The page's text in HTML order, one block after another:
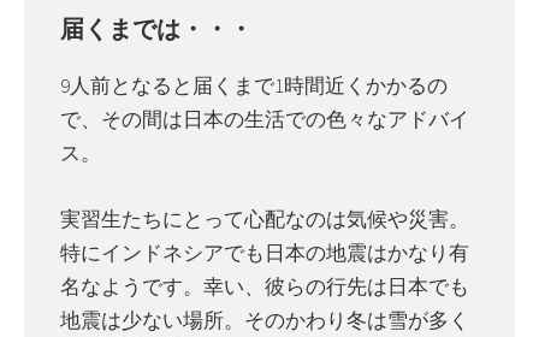
届くまでは・・・
9人前となると届くまで1時間近くかかるの
で、その間は日本の生活での色々なアドバイ
ス。
実習生たちにとって心配なのは気候や災害。
特にインドネシアでも日本の地震はかなり有
名なようです。幸い、彼らの行先は日本でも
地震は少ない場所。そのかわり冬は雪が多く